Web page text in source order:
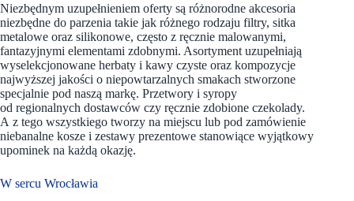
Niezbędnym uzupełnieniem oferty są różnorodne akcesoria
niezbędne do parzenia takie jak różnego rodzaju filtry, sitka
metalowe oraz silikonowe, często z ręcznie malowanymi,
fantazyjnymi elementami zdobnymi. Asortyment uzupełniają
wyselekcjonowane herbaty i kawy czyste oraz kompozycje
najwyższej jakości o niepowtarzalnych smakach stworzone
specjalnie pod naszą markę. Przetwory i syropy
od regionalnych dostawców czy ręcznie zdobione czekolady.
A z tego wszystkiego tworzy na miejscu lub pod zamówienie
niebanalne kosze i zestawy prezentowe stanowiące wyjątkowy
upominek na każdą okazję.
W sercu Wrocławia